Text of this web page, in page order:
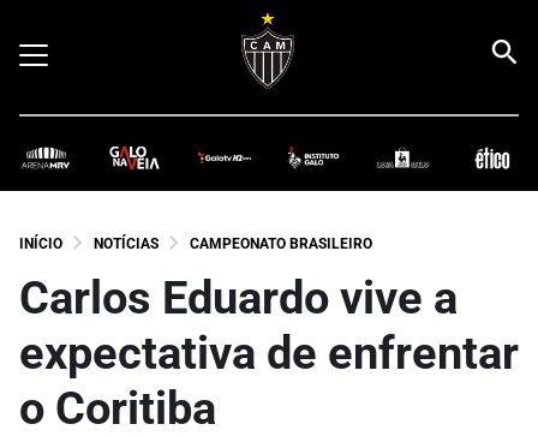
INÍCIO NOTÍCIAS CAMPEONATO BRASILEIRO
Carlos Eduardo vive a
expectativa de enfrentar
o Coritiba